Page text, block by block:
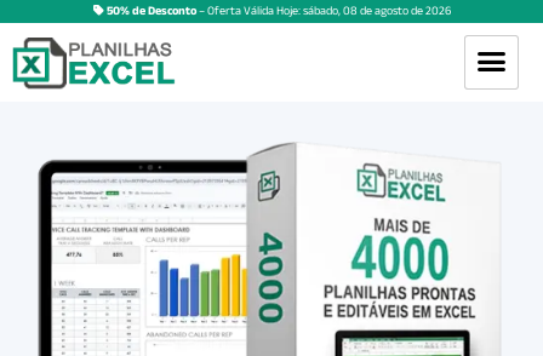
50% de Desconto– Oferta Válida Hoje:sábado,08 deagostode2026